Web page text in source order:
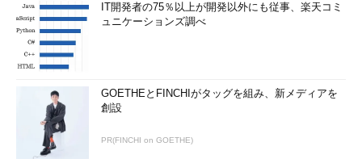
IT開発者の75％以上が開発以外にも従事、楽天コミ
ュニケーションズ調べ
GOETHEとFINCHIがタッグを組み、新メディアを
創設
PR(FINCHI on GOETHE)